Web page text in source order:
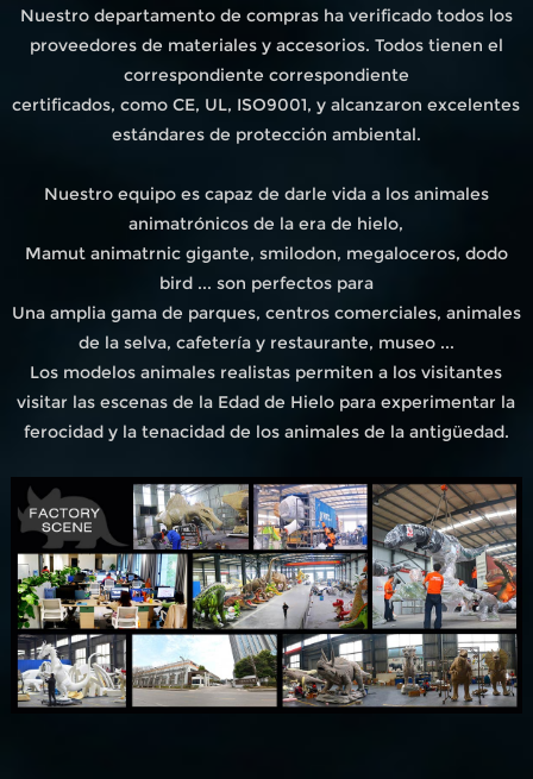
Nuestro departamento de compras ha verificado todos los
proveedores de materiales y accesorios. Todos tienen el
correspondiente correspondiente
certificados, como CE, UL, ISO9001, y alcanzaron excelentes
estándares de protección ambiental.
Nuestro equipo es capaz de darle vida a los animales
animatrónicos de la era de hielo,
Mamut animatrnic gigante, smilodon, megaloceros, dodo
bird ... son perfectos para
Una amplia gama de parques, centros comerciales, animales
de la selva, cafetería y restaurante, museo ...
Los modelos animales realistas permiten a los visitantes
visitar las escenas de la Edad de Hielo para experimentar la
ferocidad y la tenacidad de los animales de la antigüedad.